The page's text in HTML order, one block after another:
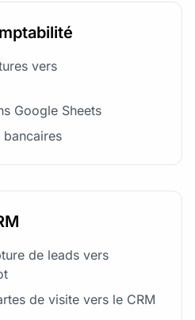
vers
Google Sheets
bancaires
de leads vers
de visite vers le CRM